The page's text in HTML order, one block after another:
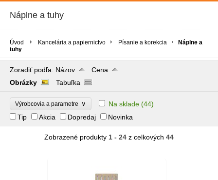
Náplne a tuhy
Úvod Kancelária a papiernictvo Písanie a korekcia
Náplne a
tuhy
Zoradiť podľa: Názov
Cena
Obrázky
Tabuľka
Výrobcovia a parametre ∨ Na sklade (44)
Tip
Akcia Dopredaj Novinka
Zobrazené produkty 1 - 24 z celkových 44